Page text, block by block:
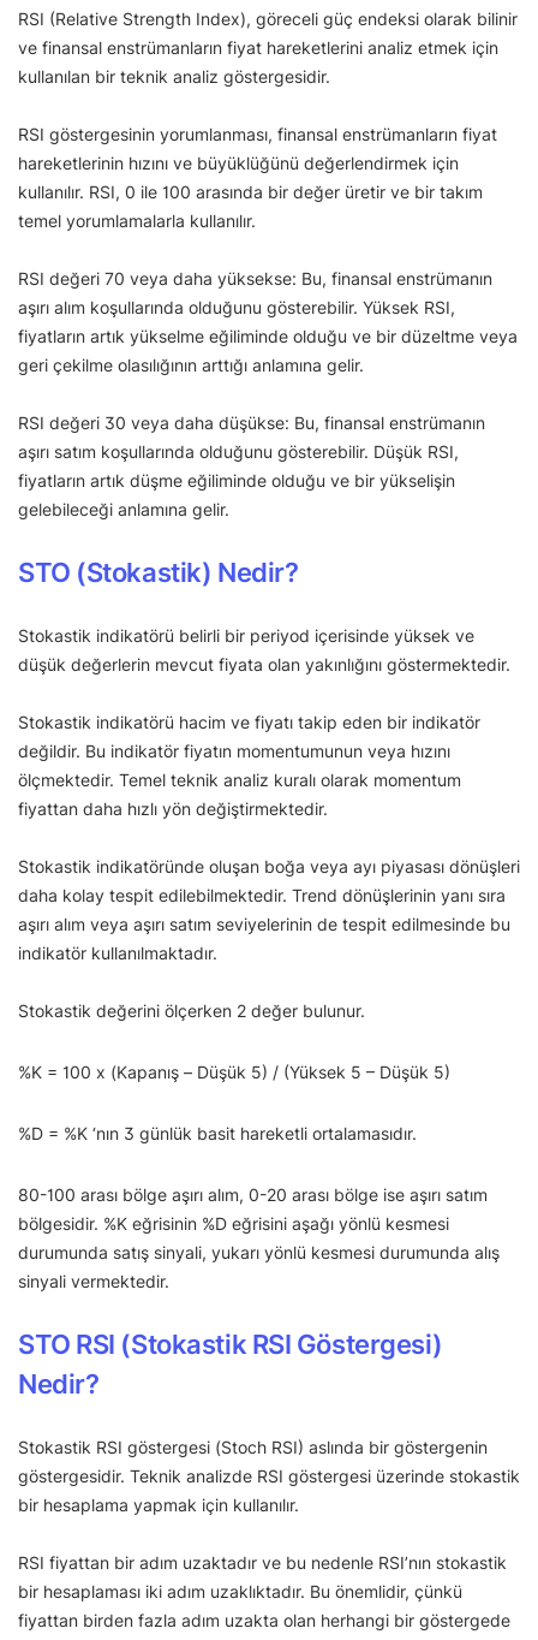
RSI (Relative Strength Index), göreceli güç endeksi olarak bilinir
ve finansal enstrümanların fiyat hareketlerini analiz etmek için
kullanılan bir teknik analiz göstergesidir.
RSI göstergesinin yorumlanması, finansal enstrümanların fiyat
hareketlerinin hızını ve büyüklüğünü değerlendirmek için
kullanılır. RSI, 0 ile 100 arasında bir değer üretir ve bir takım
temel yorumlamalarla kullanılır.
RSI değeri 70 veya daha yüksekse: Bu, finansal enstrümanın
aşırı alım koşullarında olduğunu gösterebilir. Yüksek RSI,
fiyatların artık yükselme eğiliminde olduğu ve bir düzeltme veya
geri çekilme olasılığının arttığı anlamına gelir.
RSI değeri 30 veya daha düşükse: Bu, finansal enstrümanın
aşırı satım koşullarında olduğunu gösterebilir. Düşük RSI,
fiyatların artık düşme eğiliminde olduğu ve bir yükselişin
gelebileceği anlamına gelir.
STO (Stokastik) Nedir?
Stokastik indikatörü belirli bir periyod içerisinde yüksek ve
düşük değerlerin mevcut fiyata olan yakınlığını göstermektedir.
Stokastik indikatörü hacim ve fiyatı takip eden bir indikatör
değildir. Bu indikatör fiyatın momentumunun veya hızını
ölçmektedir. Temel teknik analiz kuralı olarak momentum
fiyattan daha hızlı yön değiştirmektedir.
Stokastik indikatöründe oluşan boğa veya ayı piyasası dönüşleri
daha kolay tespit edilebilmektedir. Trend dönüşlerinin yanı sıra
aşırı alım veya aşırı satım seviyelerinin de tespit edilmesinde bu
indikatör kullanılmaktadır.
Stokastik değerini ölçerken 2 değer bulunur.
%K = 100 x (Kapanış – Düşük 5) / (Yüksek 5 – Düşük 5)
%D = %K ‘nın 3 günlük basit hareketli ortalamasıdır.
80-100 arası bölge aşırı alım, 0-20 arası bölge ise aşırı satım
bölgesidir. %K eğrisinin %D eğrisini aşağı yönlü kesmesi
durumunda satış sinyali, yukarı yönlü kesmesi durumunda alış
sinyali vermektedir.
STO RSI (Stokastik RSI Göstergesi)
Nedir?
Stokastik RSI göstergesi (Stoch RSI) aslında bir göstergenin
göstergesidir. Teknik analizde RSI göstergesi üzerinde stokastik
bir hesaplama yapmak için kullanılır.
RSI fiyattan bir adım uzaktadır ve bu nedenle RSI’nın stokastik
bir hesaplaması iki adım uzaklıktadır. Bu önemlidir, çünkü
fiyattan birden fazla adım uzakta olan herhangi bir göstergede